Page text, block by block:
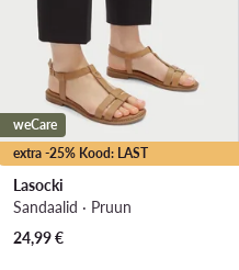
extra -25% Kood: LAST
weCare
Lasocki
Sandaalid · Pruun
24,99€